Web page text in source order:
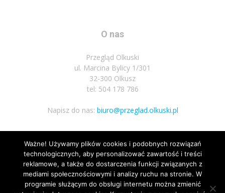
O nas
Przegląd Olkuski
ul. Marcina Bylicy 1/301
32-300 Olkusz
tel: 504 178 786
Napisz do nas: biuro@przeglad.olkuski.pl
Podążaj za nami
Ważne! Używamy plików cookies i podobnych rozwiązań
technologicznych, aby personalizować zawartość i treści
reklamowe, a także do dostarczenia funkcji związanych z
mediami społecznościowymi i analizy ruchu na stronie. W
programie służącym do obsługi internetu można zmienić